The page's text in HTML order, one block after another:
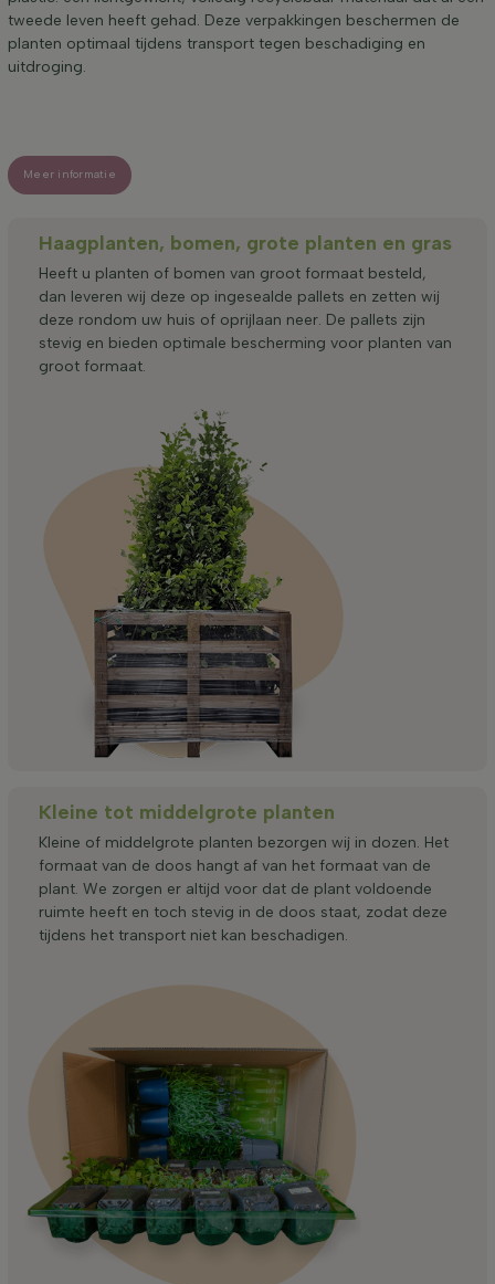
tweede leven heeft gehad. Deze verpakkingen beschermen de
planten optimaal tijdens transport tegen beschadiging en
uitdroging.
Meer informatie
Haagplanten, bomen, grote planten en gras
Heeft u planten of bomen van groot formaat besteld,
dan leveren wij deze op ingesealde pallets en zetten wij
deze rondom uw huis of oprijlaan neer. De pallets zijn
stevig en bieden optimale bescherming voor planten van
groot formaat.
Kleine tot middelgrote planten
Kleine of middelgrote planten bezorgen wij in dozen. Het
formaat van de doos hangt af van het formaat van de
plant. We zorgen er altijd voor dat de plant voldoende
ruimte heeft en toch stevig in de doos staat, zodat deze
tijdens het transport niet kan beschadigen.